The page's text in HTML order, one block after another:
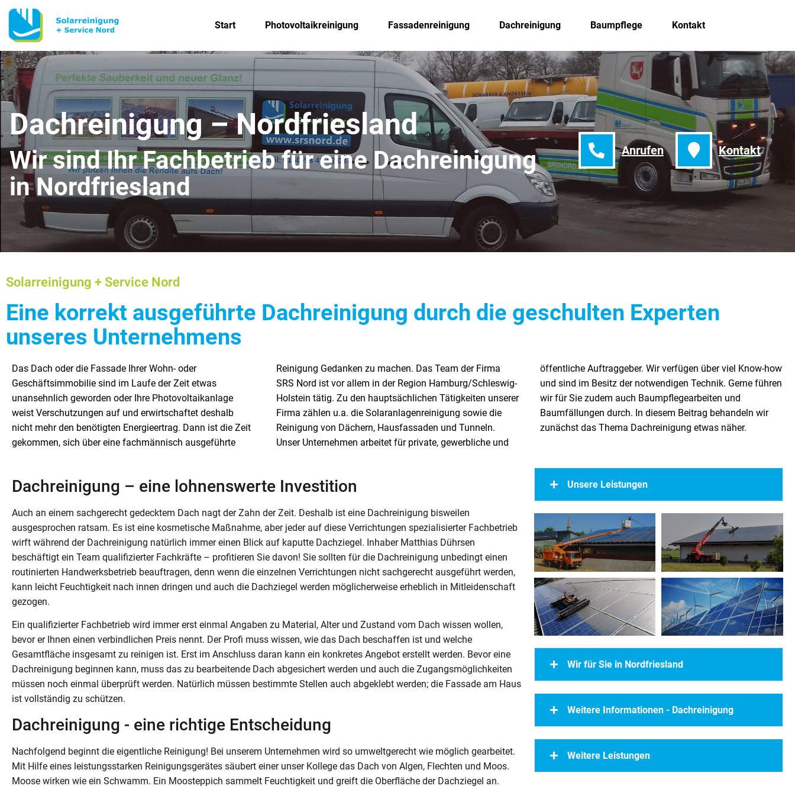
Start Photovoltaikreinigung Fassadenreinigung Dachreinigung Baumpflege Kontakt
Dachreinigung – Nordfriesland
Wir sind Ihr Fachbetrieb für eine Dachreinigung
in Nordfriesland
Anrufen Kontakt
Solarreinigung + Service Nord
Eine korrekt ausgeführte Dachreinigung durch die geschulten Experten
unseres Unternehmens
Das Dach oder die Fassade Ihrer Wohn- oder
Geschäftsimmobilie sind im Laufe der Zeit etwas
unansehnlich geworden oder Ihre Photovoltaikanlage
weist Verschutzungen auf und erwirtschaftet deshalb
nicht mehr den benötigten Energieertrag. Dann ist die Zeit
gekommen, sich über eine fachmännisch ausgeführte
Reinigung Gedanken zu machen. Das Team der Firma
SRS Nord ist vor allem in der Region Hamburg/Schleswig-
Holstein tätig. Zu den hauptsächlichen Tätigkeiten unserer
Firma zählen u.a. die Solaranlagenreinigung sowie die
Reinigung von Dächern, Hausfassaden und Tunneln.
Unser Unternehmen arbeitet für private, gewerbliche und
öffentliche Auftraggeber. Wir verfügen über viel Know-how
und sind im Besitz der notwendigen Technik. Gerne führen
wir für Sie zudem auch Baumpflegearbeiten und
Baumfällungen durch. In diesem Beitrag behandeln wir
zunächst das Thema Dachreinigung etwas näher.
Dachreinigung – eine lohnenswerte Investition
Auch an einem sachgerecht gedecktem Dach nagt der Zahn der Zeit. Deshalb ist eine Dachreinigung bisweilen
ausgesprochen ratsam. Es ist eine kosmetische Maßnahme, aber jeder auf diese Verrichtungen spezialisierter Fachbetrieb
wirft während der Dachreinigung natürlich immer einen Blick auf kaputte Dachziegel. Inhaber Matthias Dührsen
beschäftigt ein Team qualifizierter Fachkräfte – profitieren Sie davon! Sie sollten für die Dachreinigung unbedingt einen
routinierten Handwerksbetrieb beauftragen, denn wenn die einzelnen Verrichtungen nicht sachgerecht ausgeführt werden,
kann leicht Feuchtigkeit nach innen dringen und auch die Dachziegel werden möglicherweise erheblich in Mitleidenschaft
gezogen.
Ein qualifizierter Fachbetrieb wird immer erst einmal Angaben zu Material, Alter und Zustand vom Dach wissen wollen,
bevor er Ihnen einen verbindlichen Preis nennt. Der Profi muss wissen, wie das Dach beschaffen ist und welche
Gesamtfläche insgesamt zu reinigen ist. Erst im Anschluss daran kann ein konkretes Angebot erstellt werden. Bevor eine
Dachreinigung beginnen kann, muss das zu bearbeitende Dach abgesichert werden und auch die Zugangsmöglichkeiten
müssen noch einmal überprüft werden. Natürlich müssen bestimmte Stellen auch abgeklebt werden; die Fassade am Haus
ist vollständig zu schützen.
Dachreinigung - eine richtige Entscheidung
Nachfolgend beginnt die eigentliche Reinigung! Bei unserem Unternehmen wird so umweltgerecht wie möglich gearbeitet.
Mit Hilfe eines leistungsstarken Reinigungsgerätes säubert einer unser Kollege das Dach von Algen, Flechten und Moos.
Moose wirken wie ein Schwamm. Ein Moosteppich sammelt Feuchtigkeit und greift die Oberfläche der Dachziegel an.
Unsere Leistungen
Wir für Sie in Nordfriesland
Weitere Informationen - Dachreinigung
Weitere Leistungen